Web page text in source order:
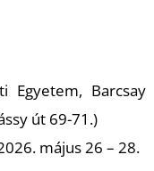
Egyetem, Barcsay
út 69-71.)
május 26 – 28.